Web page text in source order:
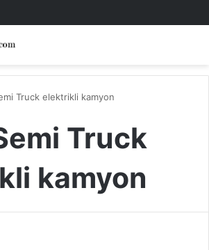
Truck elektrikli kamyon
Truck
kamyon